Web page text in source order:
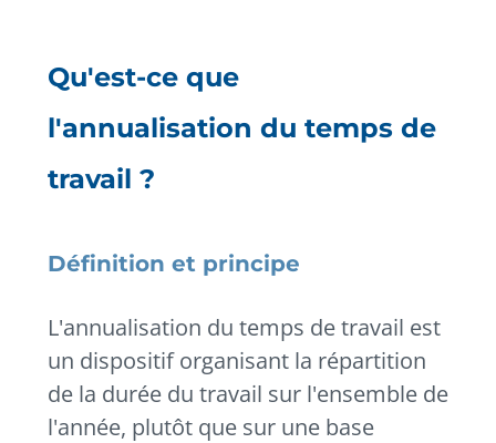
Qu'est-ce que
l'annualisation du temps de
travail ?
Définition et principe
L'annualisation du temps de travail est
un dispositif organisant la répartition
de la durée du travail sur l'ensemble de
l'année, plutôt que sur une base